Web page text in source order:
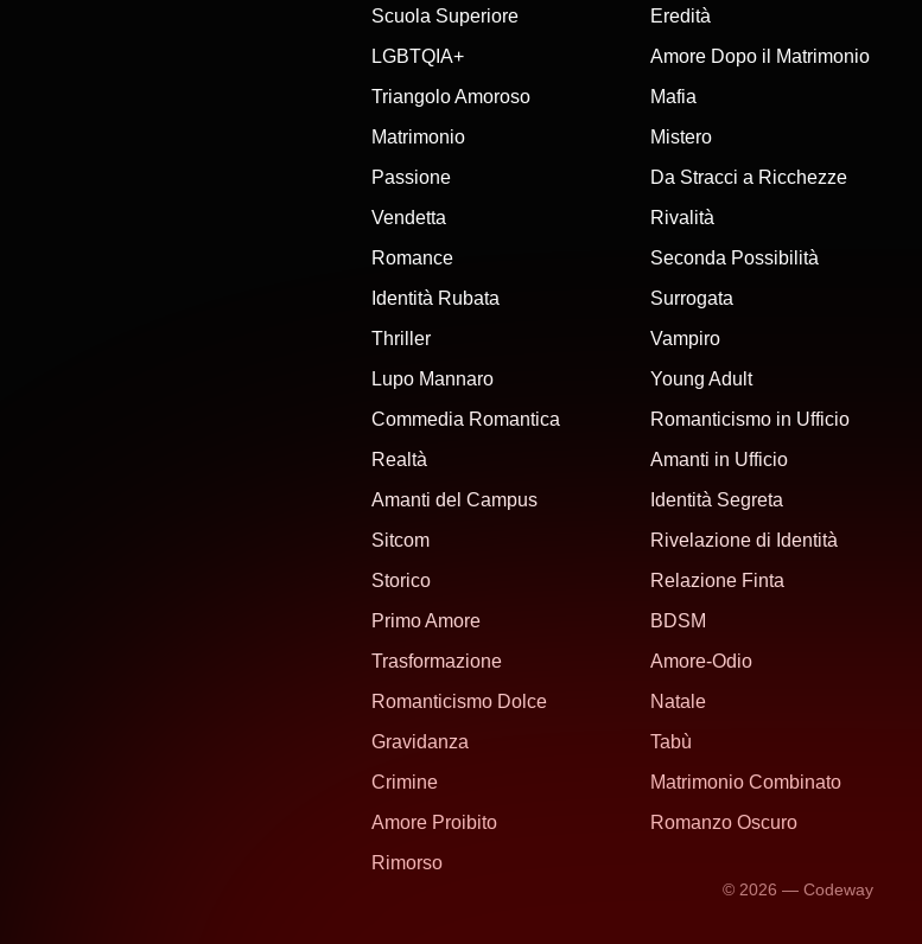
Scuola Superiore
Eredità
LGBTQIA+
Amore Dopo il Matrimonio
Triangolo Amoroso
Mafia
Matrimonio
Mistero
Passione
Da Stracci a Ricchezze
Vendetta
Rivalità
Romance
Seconda Possibilità
Identità Rubata
Surrogata
Thriller
Vampiro
Lupo Mannaro
Young Adult
Commedia Romantica
Romanticismo in Ufficio
Realtà
Amanti in Ufficio
Amanti del Campus
Identità Segreta
Sitcom
Rivelazione di Identità
Storico
Relazione Finta
Primo Amore
BDSM
Trasformazione
Amore-Odio
Romanticismo Dolce
Natale
Gravidanza
Tabù
Crimine
Matrimonio Combinato
Amore Proibito
Romanzo Oscuro
Rimorso
© 2026 — Codeway